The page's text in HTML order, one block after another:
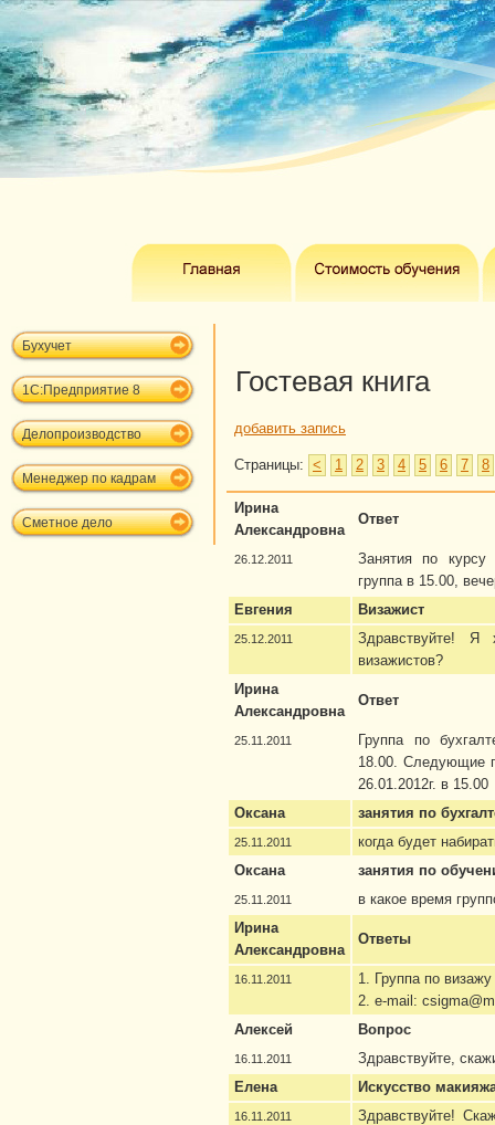
Бухучет
1С:Предприятие 8
Делопроизводство
Менеджер по кадрам
Сметное дело
Гостевая книга
добавить запись
Страницы: < 1 2 3 4 5 6 7 8
Ирина
Александровна
Ответ
26.12.2011
Занятия по курсу
группа в 15.00,
Евгения
Визажист
25.12.2011
Здравствуйте! Я
визажистов?
Ирина
Александровна
Ответ
25.11.2011
Группа по
18.00. Следующие
26.01.2012г. в 15.00
Оксана
занятия по
25.11.2011
когда будет
Оксана
занятия по
25.11.2011
в какое время
Ирина
Александровна
Ответы
16.11.2011
1. Группа по
2. e-mail:
Алексей
Вопрос
16.11.2011
Здравствуйте,
Елена
Искусство
16.11.2011
Здравствуйте!